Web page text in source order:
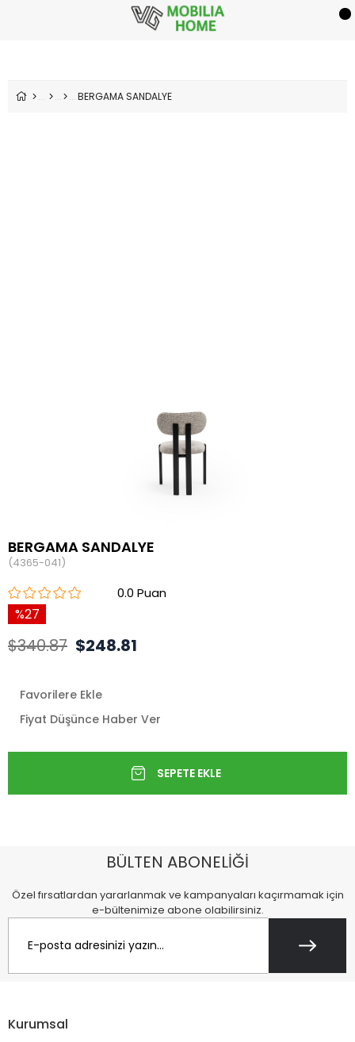
BERGAMA SANDALYE
BERGAMA SANDALYE
(4365-041)
0.0
27
$340.87 $248.81
Favorilere Ekle
Fiyat Düşünce Haber Ver
BÜLTEN ABONELİĞİ
Özel fırsatlardan yararlanmak ve kampanyaları kaçırmamak için
e-bültenimize abone olabilirsiniz.
Kurumsal